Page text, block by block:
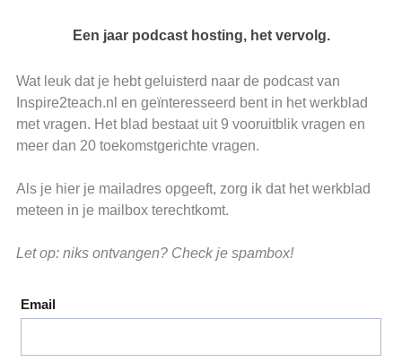
Een jaar podcast hosting, het vervolg.
Wat leuk dat je hebt geluisterd naar de podcast van
Inspire2teach.nl en geïnteresseerd bent in het werkblad
met vragen. Het blad bestaat uit 9 vooruitblik vragen en
meer dan 20 toekomstgerichte vragen.
Als je hier je mailadres opgeeft, zorg ik dat het werkblad
meteen in je mailbox terechtkomt.
Let op: niks ontvangen? Check je spambox!
Email